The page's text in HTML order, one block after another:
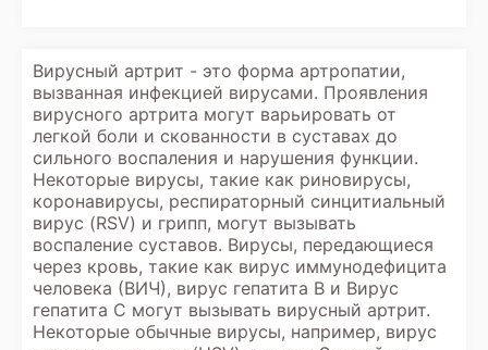
Вирусный артрит - это форма артропатии,
вызванная инфекцией вирусами. Проявления
вирусного артрита могут варьировать от
легкой боли и скованности в суставах до
сильного воспаления и нарушения функции.
Некоторые вирусы, такие как риновирусы,
коронавирусы, респираторный синцитиальный
вирус (RSV) и грипп, могут вызывать
воспаление суставов. Вирусы, передающиеся
через кровь, такие как вирус иммунодефицита
человека (ВИЧ), вирус гепатита В и Вирус
гепатита C могут вызывать вирусный артрит.
Некоторые обычные вирусы, например, вирус